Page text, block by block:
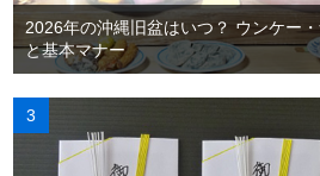
2026年の沖縄旧盆はいつ？ ウンケー
と基本マナー